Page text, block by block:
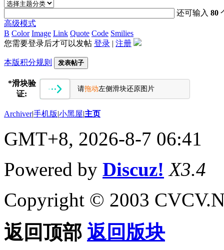
还可输入80
高级模式
B Color Image Link Quote Code Smilies
您需要登录后才可以发帖 登录 | 注册
本版积分规则 发表帖子
*滑块验
证:
请拖动左侧滑块还原图片
Archiver|手机版|小黑屋|主页
GMT+8, 2026-8-7 06:41
Powered by Discuz! X3.4
Copyright © 2003
返回顶部 返回版块